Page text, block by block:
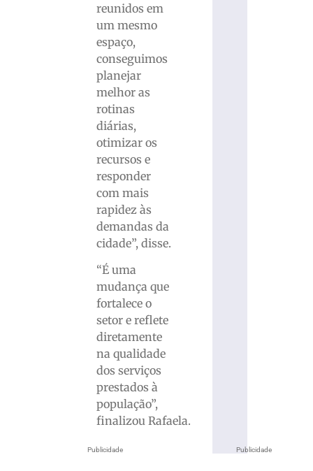
Publicidade
reunidos em
um mesmo
espaço,
conseguimos
planejar
melhor as
rotinas
diárias,
otimizar os
recursos e
responder
com mais
rapidez às
demandas da
cidade”, disse.
“É uma
mudança que
fortalece o
setor e reflete
diretamente
na qualidade
dos serviços
prestados à
população”,
finalizou Rafaela.
Publicidade